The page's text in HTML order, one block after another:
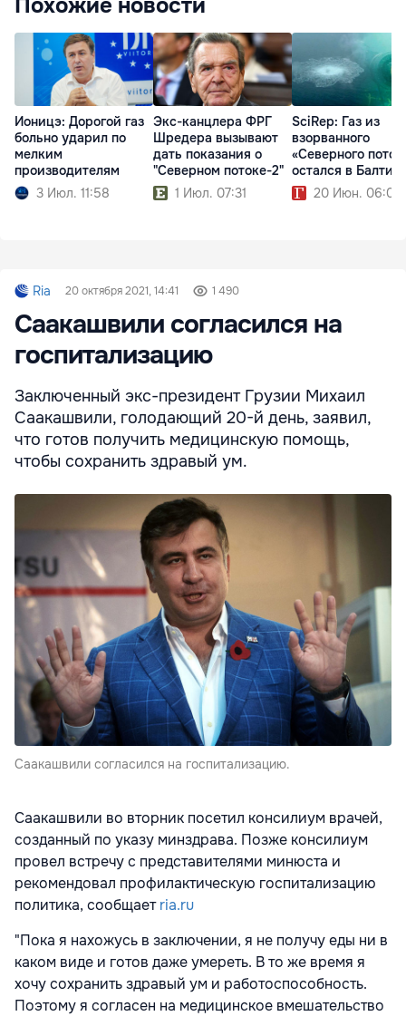
Похожие новости
Ионицэ: Дорогой газ
больно ударил по
мелким
производителям
3 Июл. 11:58
Экс-канцлера ФРГ
Шредера вызывают
дать показания о
"Северном потоке-2"
1 Июл. 07:31
SciRep: Газ из
взорванного
«Северного
остался в
20 Июн. 06:07
Ria 20 октября 2021, 14:41 1 490
Саакашвили согласился на
госпитализацию
Заключенный экс-президент Грузии Михаил
Саакашвили, голодающий 20-й день, заявил,
что готов получить медицинскую помощь,
чтобы сохранить здравый ум.
Саакашвили согласился на госпитализацию.
Саакашвили во вторник посетил консилиум врачей,
созданный по указу минздрава. Позже консилиум
провел встречу с представителями минюста и
рекомендовал профилактическую госпитализацию
политика, сообщаетria.ru
"Пока я нахожусь в заключении, я не получу еды ни в
каком виде и готов даже умереть. В то же время я
хочу сохранить здравый ум и работоспособность.
Поэтому я согласен на медицинское вмешательство